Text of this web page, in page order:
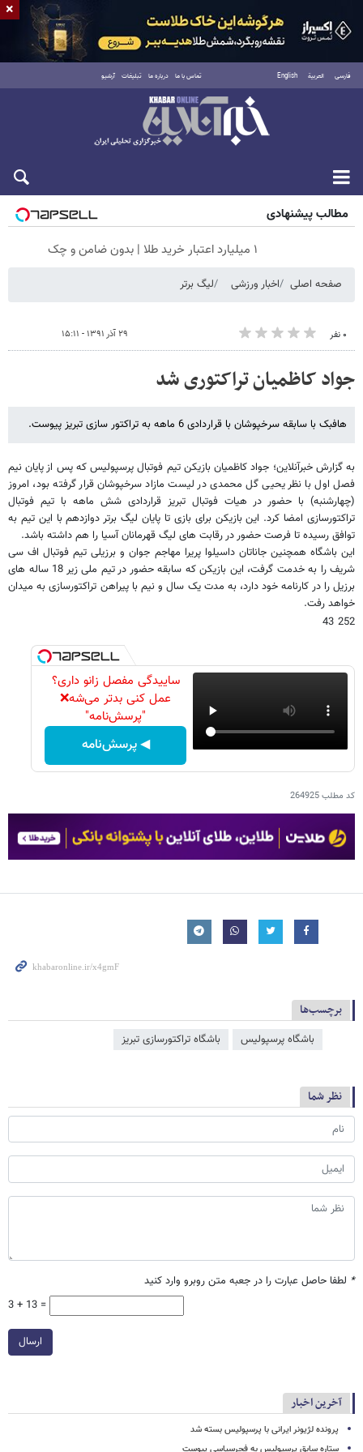
فارسی العربية English تماس با ما درباره ما تبلیغات آرشیو
شنبه ۱۷ مرداد ۱۴۰۵
مطالب پیشنهادی
۱ میلیارد اعتبار خرید طلا | بدون ضامن و چک
صفحه اصلی اخبار ورزشی لیگ برتر
۰ نفر ۲۹ آذر ۱۳۹۱ - ۱۵:۱۱
جواد کاظمیان تراکتوری شد
هافبک با سابقه سرخپوشان با قراردادی 6 ماهه به تراکتور سازی تبریز پیوست.
به گزارش خبرآنلاین؛ جواد کاظمیان بازیکن تیم فوتبال پرسپولیس که پس از پایان نیم
فصل اول با نظر یحیی گل محمدی در لیست مازاد سرخپوشان قرار گرفته بود، امروز
(چهارشنبه) با حضور در هیات فوتبال تبریز قراردادی شش ماهه با تیم فوتبال
تراکتورسازی امضا کرد. این بازیکن برای بازی تا پایان لیگ برتر دوازدهم با این تیم به
توافق رسیده تا فرصت حضور در رقابت های لیگ قهرمانان آسیا را هم داشته باشد.
این باشگاه همچنین جاناتان داسیلوا پریرا مهاجم جوان و برزیلی تیم فوتبال اف سی
شریف را به خدمت گرفت، این بازیکن که سابقه حضور در تیم ملی زیر 18 ساله های
برزیل را در کارنامه خود دارد، به مدت یک سال و نیم با پیراهن تراکتورسازی به میدان
خواهد رفت.
252 43
ساییدگی مفصل زانو داری؟
عمل کنی بدتر می‌شه❌
"پرسش‌نامه"
◀ پرسش‌نامه
کد مطلب264925
برچسب‌ها
باشگاه پرسپولیس باشگاه تراکتورسازی تبریز
نظر شما
* لطفا حاصل عبارت را در جعبه متن روبرو وارد کنید
3 + 13 =
ارسال
آخرین اخبار
پرونده لژیونر ایرانی با پرسپولیس بسته شد
ستاره سابق پرسپولیس به فجرسپاسی پیوست
×